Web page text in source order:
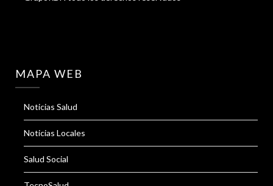
MAPA WEB
Noticias Salud
Noticias Locales
Salud Social